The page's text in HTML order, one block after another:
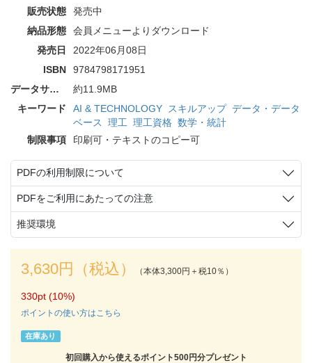
販売状態
発売中
納品形態
会員メニューよりダウンロード
発売日
2022年06月08日
ISBN
9784798171951
データサイズ
約11.9MB
キーワード
AI & TECHNOLOGY スキルアップ データ・データ
ベース
理工 理工資格 数学・統計
制限事項
印刷可・テキストのコピー可
PDFの利用制限について
PDFをご利用にあたっての注意
推奨環境
3,630円（税込） （本体3,300円＋税10％）
330pt (10%)
ポイントの使い方はこちら
在庫あり
初回購入から使えるポイント500円分プレゼント